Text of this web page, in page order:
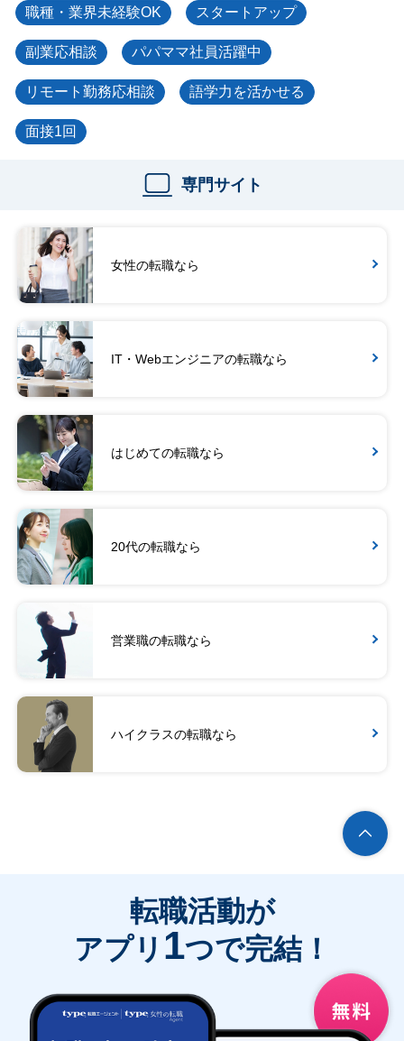
職種・業界未経験OK スタートアップ
副業応相談 パパママ社員活躍中
リモート勤務応相談 語学力を活かせる
面接1回
専門サイト
女性の転職なら
IT・Webエンジニアの転職なら
はじめての転職なら
20代の転職なら
営業職の転職なら
ハイクラスの転職なら
転職活動が
アプリ 1つで完結！